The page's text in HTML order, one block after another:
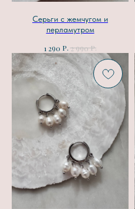
Серьги с жемчугом и
перламутром
1 290 р. 2 990р.